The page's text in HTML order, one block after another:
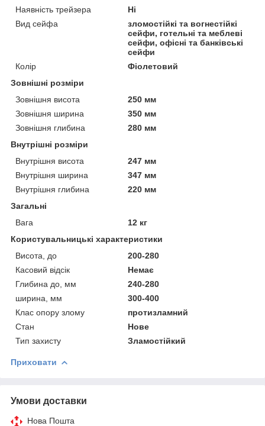
Наявність трейзера
Ні
Вид сейфа
зломостійкі та вогнестійкі
сейфи, готельні та меблеві
сейфи, офісні та банківські
сейфи
Колір
Фіолетовий
Зовнішні розміри
Зовнішня висота
250 мм
Зовнішня ширина
350 мм
Зовнішня глибина
280 мм
Внутрішні розміри
Внутрішня висота
247 мм
Внутрішня ширина
347 мм
Внутрішня глибина
220 мм
Загальні
Вага
12 кг
Користувальницькі характеристики
Висота, до
200-280
Касовий відсік
Немає
Глибина до, мм
240-280
ширина, мм
300-400
Клас опору злому
протизламний
Стан
Нове
Тип захисту
Зламостійкий
Приховати
Умови доставки
Нова Пошта